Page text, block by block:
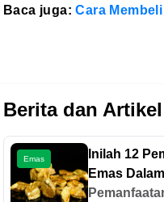
Baca juga:Cara
Berita dan
Emas
Inilah 12
Emas
Sehari-Hari